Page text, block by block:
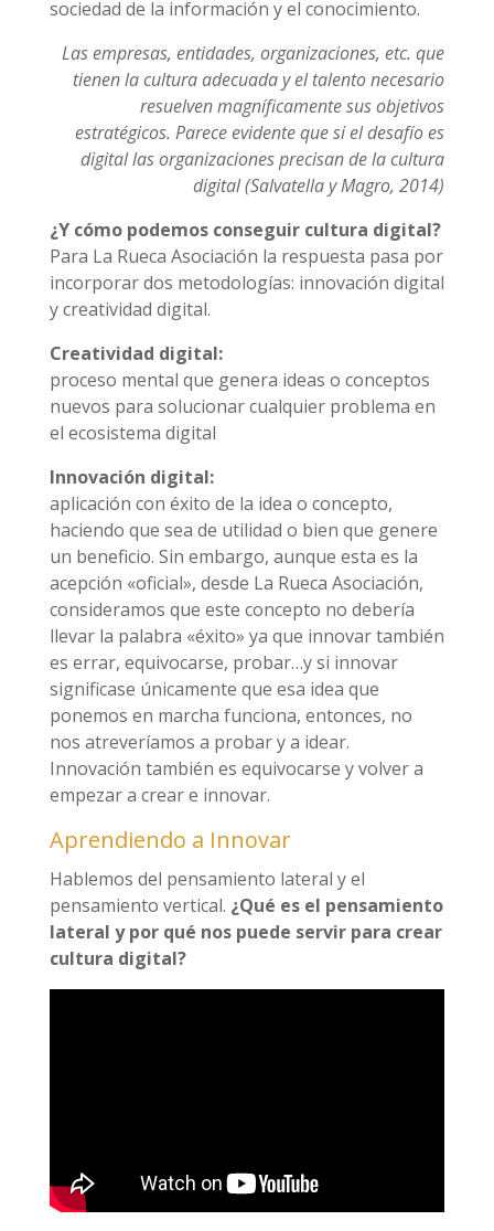
sociedad de la información y el conocimiento.
Las empresas, entidades, organizaciones, etc. que
tienen la cultura adecuada y el talento necesario
resuelven magníficamente sus objetivos
estratégicos. Parece evidente que si el desafío es
digital las organizaciones precisan de la cultura
digital (Salvatella y Magro, 2014)
¿Y cómo podemos conseguir cultura digital?
Para La Rueca Asociación la respuesta pasa por
incorporar dos metodologías: innovación digital
y creatividad digital.
Creatividad digital:
proceso mental que genera ideas o conceptos
nuevos para solucionar cualquier problema en
el ecosistema digital
Innovación digital:
aplicación con éxito de la idea o concepto,
haciendo que sea de utilidad o bien que genere
un beneficio. Sin embargo, aunque esta es la
acepción «oficial», desde La Rueca Asociación,
consideramos que este concepto no debería
llevar la palabra «éxito» ya que innovar también
es errar, equivocarse, probar…y si innovar
significase únicamente que esa idea que
ponemos en marcha funciona, entonces, no
nos atreveríamos a probar y a idear.
Innovación también es equivocarse y volver a
empezar a crear e innovar.
Aprendiendo a Innovar
Hablemos del pensamiento lateral y el
pensamiento vertical. ¿Qué es el pensamiento
lateral y por qué nos puede servir para crear
cultura digital?